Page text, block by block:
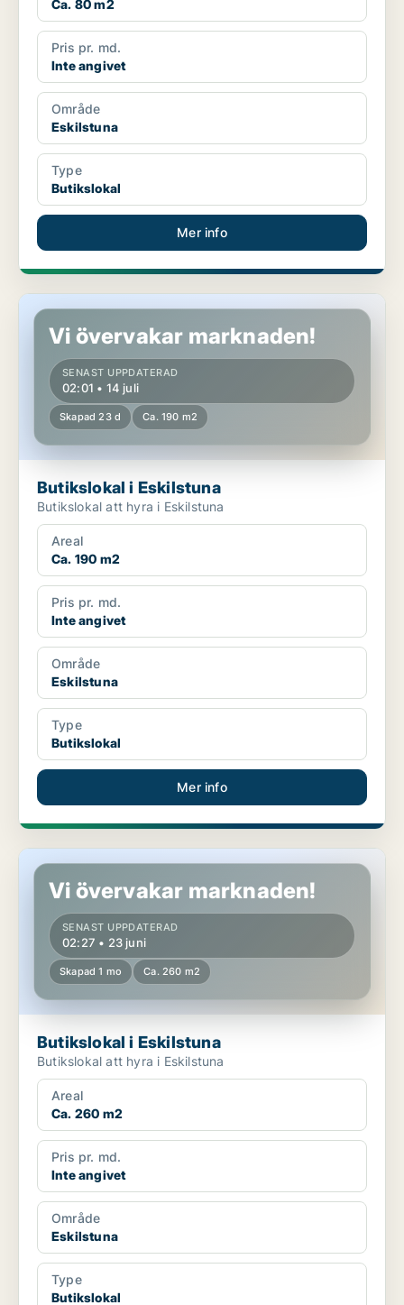
Ca. 80 m2
Pris pr. md.
Inte angivet
Område
Eskilstuna
Type
Butikslokal
Mer info
Butikslokal i Eskilstuna
Vi övervakar marknaden!
SENAST UPPDATERAD
02:01 • 14 juli
Skapad 23 d Ca. 190 m2
Butikslokal i Eskilstuna
Butikslokal att hyra i Eskilstuna
Areal
Ca. 190 m2
Pris pr. md.
Inte angivet
Område
Eskilstuna
Type
Butikslokal
Mer info
Butikslokal i Eskilstuna
Vi övervakar marknaden!
SENAST UPPDATERAD
02:27 • 23 juni
Skapad 1 mo Ca. 260 m2
Butikslokal i Eskilstuna
Butikslokal att hyra i Eskilstuna
Areal
Ca. 260 m2
Pris pr. md.
Inte angivet
Område
Eskilstuna
Type
Butikslokal